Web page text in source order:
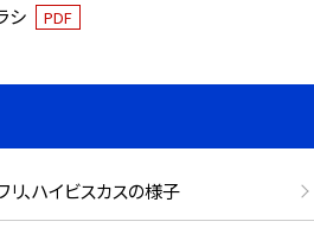
シ PDF
、ハイビスカスの様子